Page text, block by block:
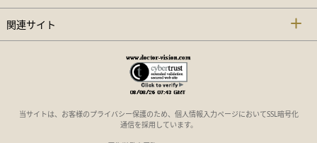
関連サイト
当サイトは、お客様のプライバシー保護のため、個人情報入力ページにおいてSSL暗号化
通信を採用しています。